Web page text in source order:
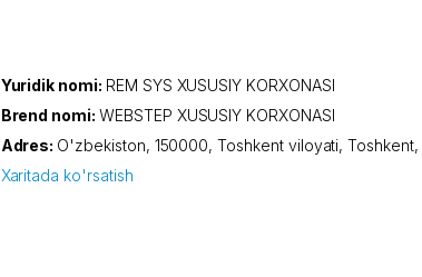
Yuridik nomi: REM SYS XUSUSIY KORXONASI
Brend nomi: WEBSTEP XUSUSIY KORXONASI
Adres: O'zbekiston, 150000,Toshkent viloyati,Toshkent,
Xaritada ko'rsatish